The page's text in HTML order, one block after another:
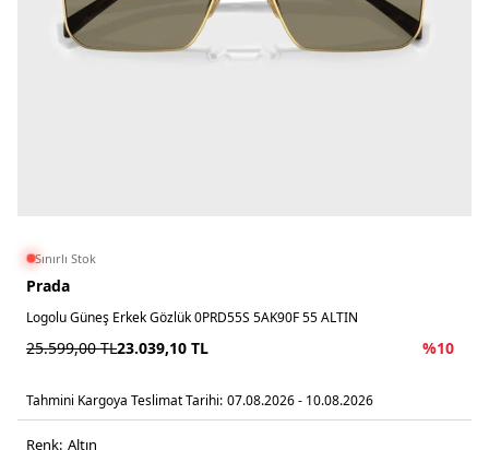
Sınırlı Stok
Prada
Logolu Güneş Erkek Gözlük 0PRD55S 5AK90F 55 ALTIN
25.599,00TL23.039,10 TL %10
Tahmini Kargoya Teslimat Tarihi: 07.08.2026 - 10.08.2026
Renk: altin